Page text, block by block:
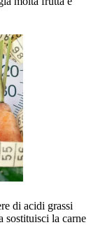
di acidi grassi
sostituisci la carne